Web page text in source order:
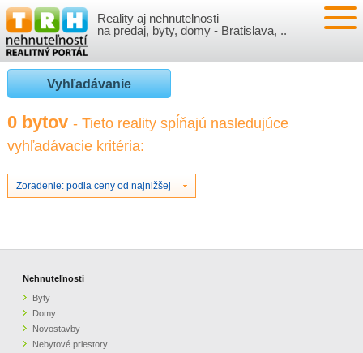
Reality aj nehnutelnosti
na predaj, byty, domy - Bratislava, ..
NEHNUTEĽNOSTI
BYTY
NOVOSTAVBY
NEBYTOVÉ PRIESTORY
GARÁŽE
VLOŽIŤ NEHNUTEĽNOSTI
PRIHLÁSENIE
REGISTRÁCIA
VÝVOJ CIEN REALÍT
ČLÁNKY O REALITÁCH
O NÁS
CENNÍK REALITNEJ INZERCIE
Vyhľadávanie
0 bytov - Tieto reality spĺňajú nasledujúce
vyhľadávacie kritéria:
Zoradenie: podla ceny od najnižšej
Nehnuteľnosti
Byty
Domy
Novostavby
Nebytové priestory